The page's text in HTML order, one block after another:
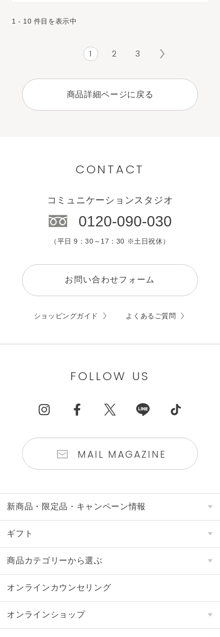
1 - 10 件目を表示中
1 2 3
商品詳細ページに戻る
CONTACT
コミュニケーションスタジオ
0120-090-030
（平日 9：30～17：30 ※土日祝休）
お問い合わせフォーム
ショッピングガイド よくあるご質問
FOLLOW US
MAIL MAGAZINE
新商品・限定品・キャンペーン情報
ギフト
商品カテゴリーから選ぶ
オンラインカウンセリング
オンラインショップ